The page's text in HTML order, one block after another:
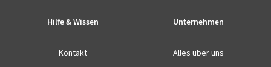
Hilfe & Wissen
Kontakt
Unternehmen
Alles über uns